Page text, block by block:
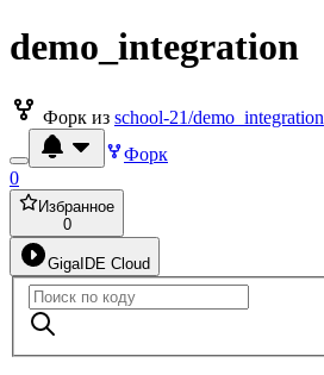
demo_integration
Форк из school-21/demo_integration
Форк
0
Избранное
0
GigaIDE Cloud